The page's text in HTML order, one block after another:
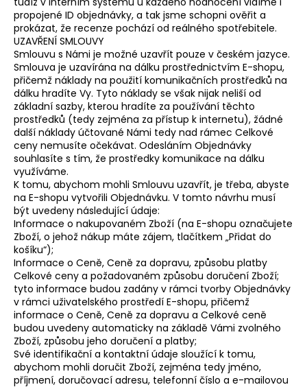
propojené ID objednávky, a tak jsme schopni ověřit a
prokázat, že recenze pochází od reálného spotřebitele.
UZAVŘENÍ SMLOUVY
Smlouvu s Námi je možné uzavřít pouze v českém jazyce.
Smlouva je uzavírána na dálku prostřednictvím E-shopu,
přičemž náklady na použití komunikačních prostředků na
dálku hradíte Vy. Tyto náklady se však nijak neliší od
základní sazby, kterou hradíte za používání těchto
prostředků (tedy zejména za přístup k internetu), žádné
další náklady účtované Námi tedy nad rámec Celkové
ceny nemusíte očekávat. Odesláním Objednávky
souhlasíte s tím, že prostředky komunikace na dálku
využíváme.
K tomu, abychom mohli Smlouvu uzavřít, je třeba, abyste
na E-shopu vytvořili Objednávku. V tomto návrhu musí
být uvedeny následující údaje:
Informace o nakupovaném Zboží (na E-shopu označujete
Zboží, o jehož nákup máte zájem, tlačítkem „Přidat do
košíku“);
Informace o Ceně, Ceně za dopravu, způsobu platby
Celkové ceny a požadovaném způsobu doručení Zboží;
tyto informace budou zadány v rámci tvorby Objednávky
v rámci uživatelského prostředí E-shopu, přičemž
informace o Ceně, Ceně za dopravu a Celkové ceně
budou uvedeny automaticky na základě Vámi zvolného
Zboží, způsobu jeho doručení a platby;
Své identifikační a kontaktní údaje sloužící k tomu,
abychom mohli doručit Zboží, zejména tedy jméno,
příjmení, doručovací adresu, telefonní číslo a e-mailovou